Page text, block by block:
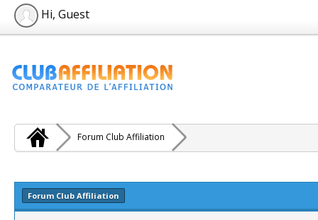
Hi, Guest
Forum Club Affiliation
Forum Club Affiliation